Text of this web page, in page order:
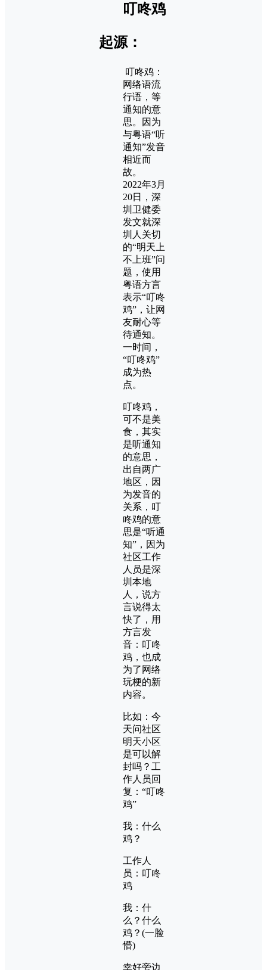
叮咚鸡
起源：
叮咚鸡：
网络语流
行语，等
通知的意
思。因为
与粤语“听
通知”发音
相近而
故。
2022年3月
20日，深
圳卫健委
发文就深
圳人关切
的“明天上
不上班”问
题，使用
粤语方言
表示“叮咚
鸡”，让网
友耐心等
待通知。
一时间，
“叮咚鸡”
成为热
点。
叮咚鸡，
可不是美
食，其实
是听通知
的意思，
出自两广
地区，因
为发音的
关系，叮
咚鸡的意
思是“听通
知”，因为
社区工作
人员是深
圳本地
人，说方
言说得太
快了，用
方言发
音：叮咚
鸡，也成
为了网络
玩梗的新
内容。
比如：今
天问社区
明天小区
是可以解
封吗？工
作人员回
复：“叮咚
鸡”
我：什么
鸡？
工作人
员：叮咚
鸡
我：什
么？什么
鸡？(一脸
懵)
幸好旁边